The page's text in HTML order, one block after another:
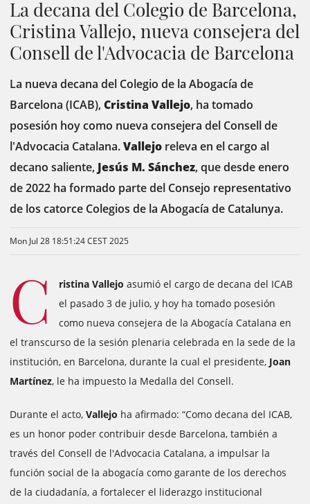
La decana del Colegio de Barcelona,
Cristina Vallejo, nueva consejera del
Consell de l'Advocacia de Barcelona
La nueva decana del Colegio de la Abogacía de
Barcelona (ICAB), Cristina Vallejo, ha tomado
posesión hoy como nueva consejera del Consell de
l'Advocacia Catalana.Vallejo releva en el cargo al
decano saliente, Jesús M. Sánchez, que desde enero
de 2022 ha formado parte del Consejo representativo
de los catorce Colegios de la Abogacía de Catalunya.
Mon Jul 28 18:51:24 CEST 2025
C ristina Vallejo asumió el cargo de decana del ICAB
el pasado 3 de julio, y hoy ha tomado posesión
como nueva consejera de la Abogacía Catalana en
el transcurso de la sesión plenaria celebrada en la sede de la
institución, en Barcelona, durante la cual el presidente, Joan
Martínez, le ha impuesto la Medalla del Consell.
Durante el acto, Vallejo ha afirmado: “Como decana del ICAB,
es un honor poder contribuir desde Barcelona, también a
través del Consell de l'Advocacia Catalana, a impulsar la
función social de la abogacía como garante de los derechos
de la ciudadanía, a fortalecer el liderazgo institucional